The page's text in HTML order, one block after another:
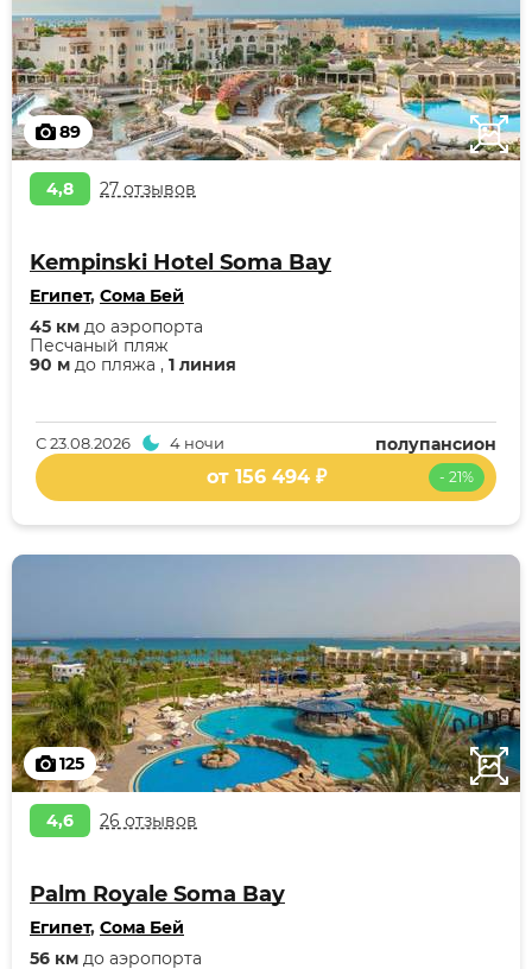
89
4,8 27 отзывов
Kempinski Hotel Soma Bay
Египет, Сома Бей
90 м до пляжа , 1 линия
Песчаный пляж
45 км до аэропорта
полупансион
С23.08.2026 4 ночи
- 21%
от 156 494 ₽
125
4,6 26 отзывов
Palm Royale Soma Bay
Египет, Сома Бей
56 км до аэропорта